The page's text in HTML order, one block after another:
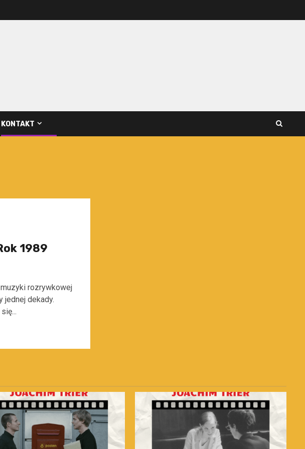
KONTAKT
1989
rozrywkowej
jednej dekady.